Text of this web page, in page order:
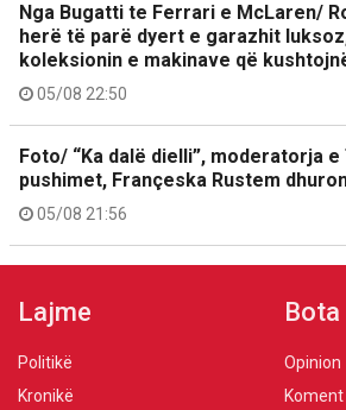
Nga Bugatti te Ferrari e McLaren/
herë të parë dyert e garazhit
koleksionin e makinave që
05/08 22:50
Foto/ “Ka dalë dielli”, moderatorja e
pushimet, Françeska Rustem
05/08 21:56
Lajme
Politikë
Kronikë
Bota
Opinion
Koment